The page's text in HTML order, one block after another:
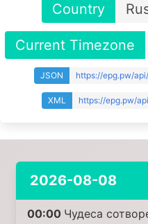
Country
Current Timezone
JSON https://epg.pw/
XML https://epg.pw/
2026-08-08
00:00 Чудеса